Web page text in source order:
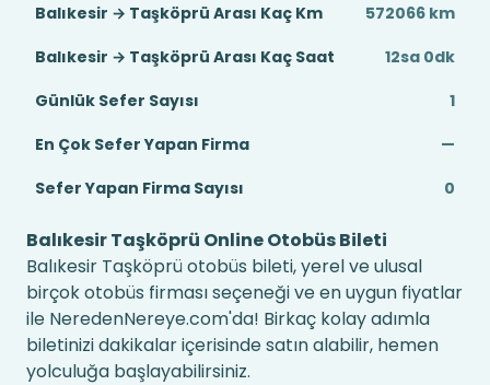
Balıkesir → Taşköprü Arası Kaç Km
572066 km
Balıkesir → Taşköprü Arası Kaç Saat
12sa 0dk
Günlük Sefer Sayısı
1
En Çok Sefer Yapan Firma
—
Sefer Yapan Firma Sayısı
0
Balıkesir Taşköprü Online Otobüs Bileti
Balıkesir Taşköprü otobüs bileti, yerel ve ulusal
birçok otobüs firması seçeneği ve en uygun fiyatlar
ile NeredenNereye.com'da! Birkaç kolay adımla
biletinizi dakikalar içerisinde satın alabilir, hemen
yolculuğa başlayabilirsiniz.